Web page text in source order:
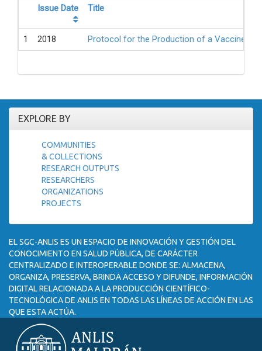
Issue Date Title
1 2018 Protocol for the Production of a Vaccine
EXPLORE BY
COMMUNITIES
& COLLECTIONS
RESEARCH OUTPUTS
RESEARCHERS
ORGANIZATIONS
PROJECTS
EL SGC-ANLIS ES UN ESPACIO DE INNOVACIÓN Y GESTIÓN DEL
CONOCIMIENTO EN SALUD PÚBLICA, DE CARÁCTER
CENTRALIZADO E INTEROPERABLE DONDE SE: ALMACENA,
ORGANIZA, PRESERVA, BRINDA ACCESO Y DIFUNDE, INFORMACIÓN
DIGITAL RELACIONADA A LA PRODUCCIÓN CIENTÍFICO-
TECNOLÓGICA DE ANLIS EN TODAS LAS LÍNEAS DE ACCIÓN EN LAS
QUE ESTA ACTÚA.